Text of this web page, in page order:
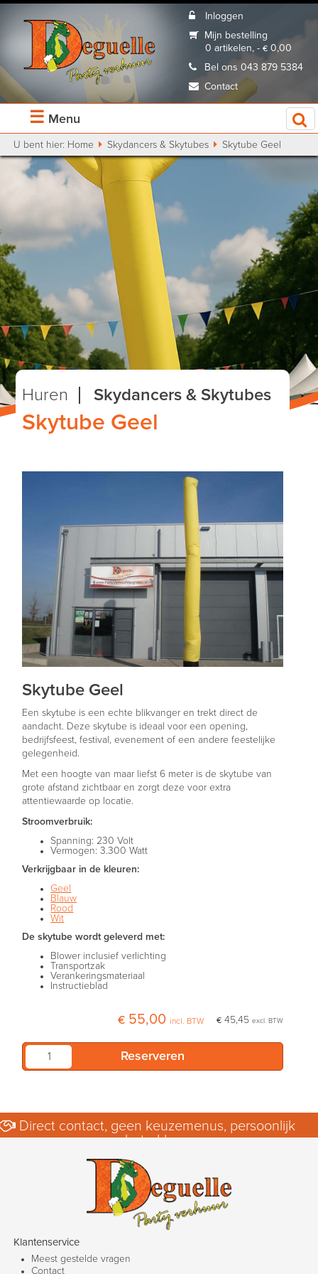
Inloggen
Mijn bestelling
0 artikelen, - € 0,00
Bel ons 043 879 5384
Contact
☰ Menu
U bent hier: Home Skydancers & Skytubes Skytube Geel
Huren Skydancers & Skytubes
Skytube Geel
Skytube Geel
Een skytube is een echte blikvanger en trekt direct de
aandacht. Deze skytube is ideaal voor een opening,
bedrijfsfeest, festival, evenement of een andere feestelijke
gelegenheid.
Met een hoogte van maar liefst 6 meter is de skytube van
grote afstand zichtbaar en zorgt deze voor extra
attentiewaarde op locatie.
Stroomverbruik:
Spanning: 230 Volt
Vermogen: 3.300 Watt
Verkrijgbaar in de kleuren:
Geel
Blauw
Rood
Wit
De skytube wordt geleverd met:
Blower inclusief verlichting
Transportzak
Verankeringsmateriaal
Instructieblad
€ 45,45 excl. BTW
€ 55,00 incl. BTW
Direct contact, geen keuzemenus, persoonlijk
betrokken.
Klantenservice
Meest gestelde vragen
Contact